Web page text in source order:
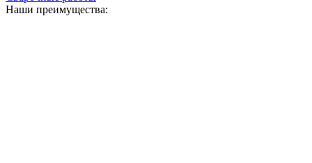
Наши преимущества: